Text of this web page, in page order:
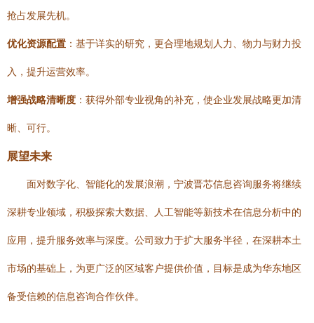
抢占发展先机。
优化资源配置 ：基于详实的研究，更合理地规划人力、物力与财力投
入，提升运营效率。
增强战略清晰度 ：获得外部专业视角的补充，使企业发展战略更加清
晰、可行。
展望未来
面对数字化、智能化的发展浪潮，宁波晋芯信息咨询服务将继续
深耕专业领域，积极探索大数据、人工智能等新技术在信息分析中的
应用，提升服务效率与深度。公司致力于扩大服务半径，在深耕本土
市场的基础上，为更广泛的区域客户提供价值，目标是成为华东地区
备受信赖的信息咨询合作伙伴。